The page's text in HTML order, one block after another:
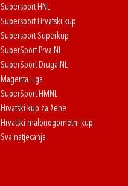
Supersport HNL
Supersport Hrvatski kup
Supersport Superkup
SuperSport Prva NL
SuperSport Druga NL
Magenta Liga
SuperSport HMNL
Hrvatski kup za žene
Hrvatski malonogometni kup
Sva natjecanja